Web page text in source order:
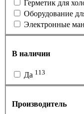
Герметик для
Оборудование
Электронные
В наличии
Да 113
Производитель